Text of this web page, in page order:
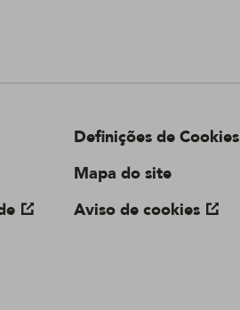
Definições de Cookies
Mapa do site
Aviso de cookies